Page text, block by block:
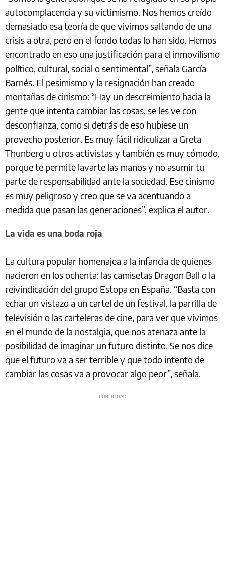
autocomplacencia y su victimismo. Nos hemos creído
demasiado esa teoría de que vivimos saltando de una
crisis a otra, pero en el fondo todas lo han sido. Hemos
encontrado en eso una justificación para el inmovilismo
político, cultural, social o sentimental”, señala García
Barnés. El pesimismo y la resignación han creado
montañas de cinismo: “Hay un descreimiento hacia la
gente que intenta cambiar las cosas, se les ve con
desconfianza, como si detrás de eso hubiese un
provecho posterior. Es muy fácil ridiculizar a Greta
Thunberg u otros activistas y también es muy cómodo,
porque te permite lavarte las manos y no asumir tu
parte de responsabilidad ante la sociedad. Ese cinismo
es muy peligroso y creo que se va acentuando a
medida que pasan las generaciones”, explica el autor.
La vida es una boda roja
La cultura popular homenajea a la infancia de quienes
nacieron en los ochenta: las camisetas Dragon Ball o la
reivindicación del grupo Estopa en España. “Basta con
echar un vistazo a un cartel de un festival, la parrilla de
televisión o las carteleras de cine, para ver que vivimos
en el mundo de la nostalgia, que nos atenaza ante la
posibilidad de imaginar un futuro distinto. Se nos dice
que el futuro va a ser terrible y que todo intento de
cambiar las cosas va a provocar algo peor”, señala.